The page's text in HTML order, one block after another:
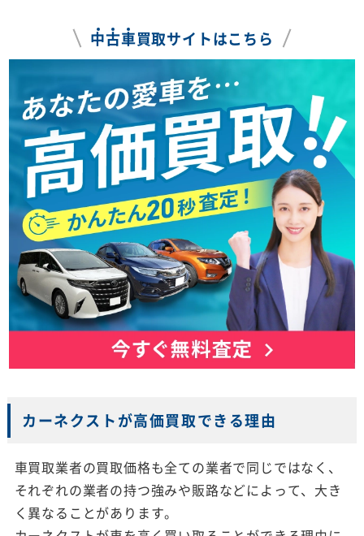
中古車買取サイトはこちら
カーネクストが高価買取できる理由
車買取業者の買取価格も全ての業者で同じではなく、
それぞれの業者の持つ強みや販路などによって、大き
く異なることがあります。